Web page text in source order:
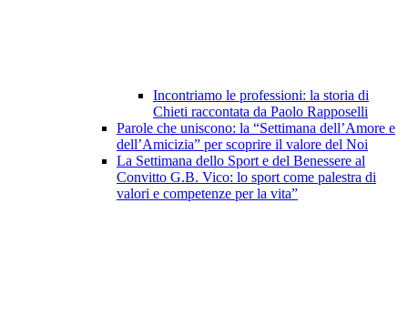
Incontriamo le professioni: la storia di
Chieti raccontata da Paolo Rapposelli
Parole che uniscono: la “Settimana dell’Amore e
dell’Amicizia” per scoprire il valore del Noi
La Settimana dello Sport e del Benessere al
Convitto G.B. Vico: lo sport come palestra di
valori e competenze per la vita”